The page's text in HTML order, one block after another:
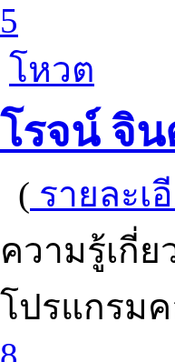
5
โหวต
โรจน์ จิ
( รายละเ
ความรู้เกี่
โปรแกรม